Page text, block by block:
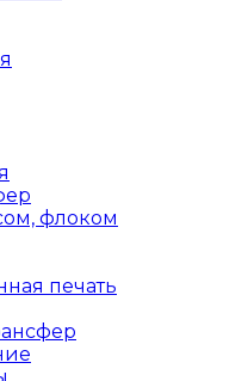
флоком
печать